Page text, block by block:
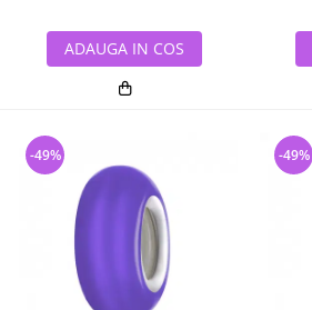
ADAUGA IN COS
-49% -49%